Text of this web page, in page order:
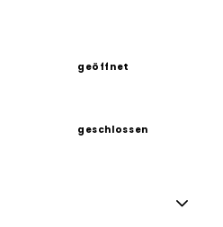
geöffnet
geschlossen